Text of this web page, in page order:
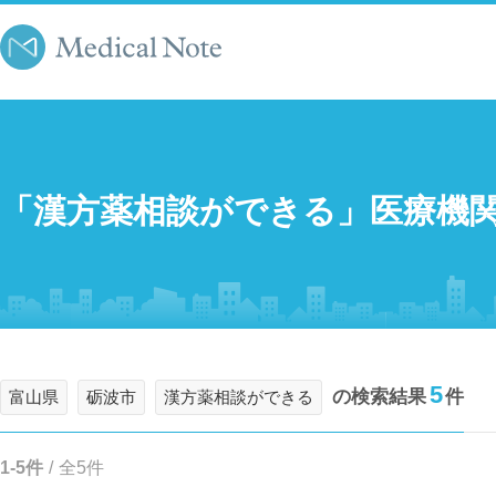
「漢方薬相談ができる」医療機
富山県 砺波市 漢方薬相談ができる の検索結果5件
1-5件 / 全5件